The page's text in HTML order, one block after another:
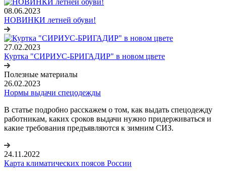
08.06.2023
НОВИНКИ летней обуви!
27.02.2023
Куртка "СИРИУС-БРИГАДИР" в новом цвете
Полезные материалы
26.02.2023
Нормы выдачи спецодежды
В статье подробно расскажем о том, как выдать спецодежду
работникам, каких сроков выдачи нужно придерживаться и
какие требования предъявляются к зимним СИЗ.
24.11.2022
Карта климатических поясов России